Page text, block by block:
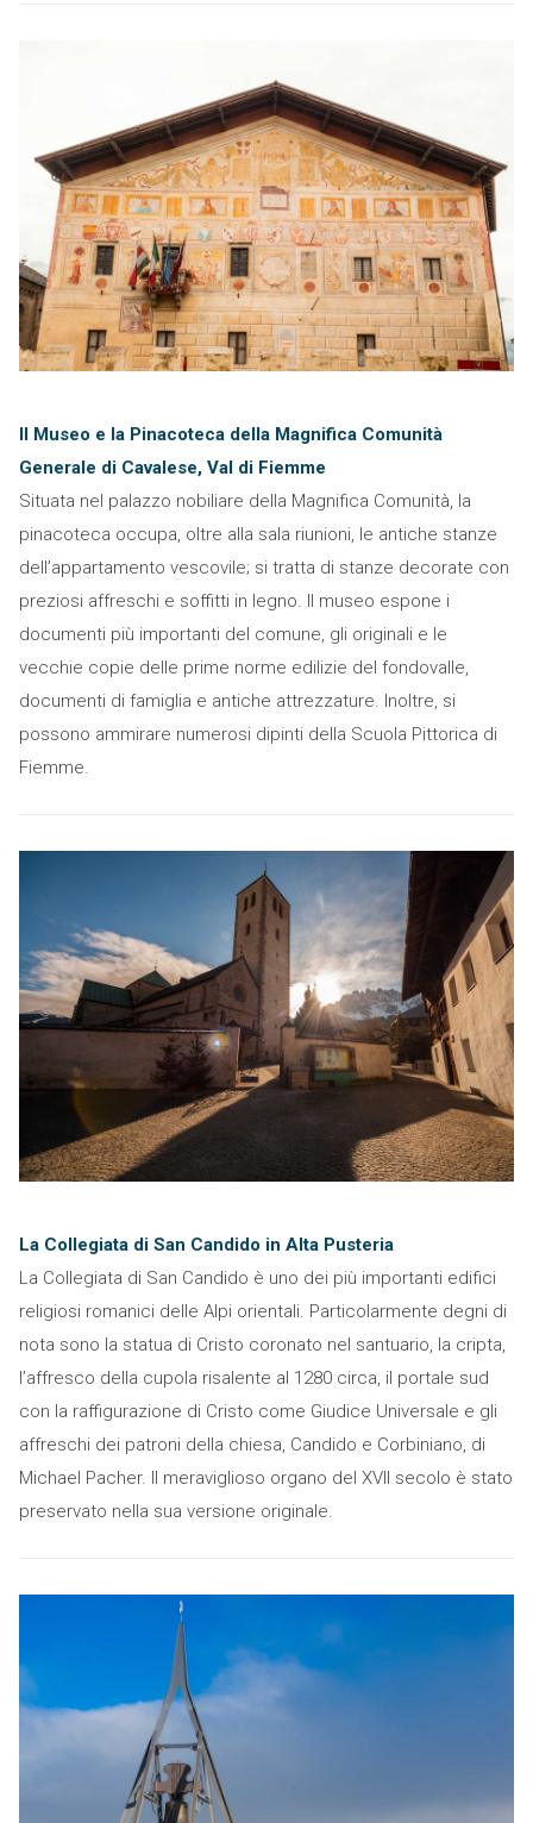
Il Museo e la Pinacoteca della Magnifica Comunità
Generale di Cavalese, Val di Fiemme
Situata nel palazzo nobiliare della Magnifica Comunità, la
pinacoteca occupa, oltre alla sala riunioni, le antiche stanze
dell’appartamento vescovile; si tratta di stanze decorate con
preziosi affreschi e soffitti in legno. Il museo espone i
documenti più importanti del comune, gli originali e le
vecchie copie delle prime norme edilizie del fondovalle,
documenti di famiglia e antiche attrezzature. Inoltre, si
possono ammirare numerosi dipinti della Scuola Pittorica di
Fiemme.
La Collegiata di San Candido in Alta Pusteria
La Collegiata di San Candido è uno dei più importanti edifici
religiosi romanici delle Alpi orientali. Particolarmente degni di
nota sono la statua di Cristo coronato nel santuario, la cripta,
l’affresco della cupola risalente al 1280 circa, il portale sud
con la raffigurazione di Cristo come Giudice Universale e gli
affreschi dei patroni della chiesa, Candido e Corbiniano, di
Michael Pacher. Il meraviglioso organo del XVII secolo è stato
preservato nella sua versione originale.